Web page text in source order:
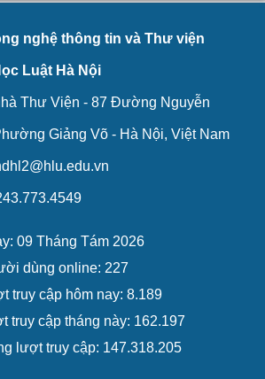
nghệ thông tin và Thư viện
Luật Hà Nội
Thư Viện - 87 Đường Nguyễn
Giảng Võ - Hà Nội, Việt Nam
09 Tháng Tám 2026
dùng online: 227
truy cập hôm nay: 8.189
truy cập tháng này: 162.197
lượt truy cập: 147.318.205